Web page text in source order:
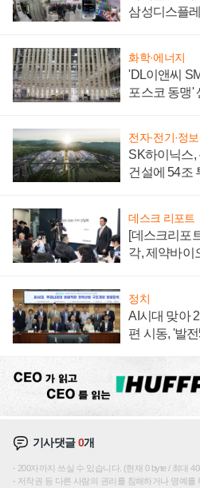
삼성디스플
화학·에너지
'DL이앤씨
포스코 동맹'
전자·전기·정
SK하이닉스,
건설에 54조
데스크 리포트
[데스크리포
각, 제약바이
정치
AI시대 맞아
편 시동, '발
기사댓글0개
200자까지 쓰실 수 있습니다. (현재 0 byte / 최대
저작권 등 다른 사람의 권리를 침해하거나 명예를